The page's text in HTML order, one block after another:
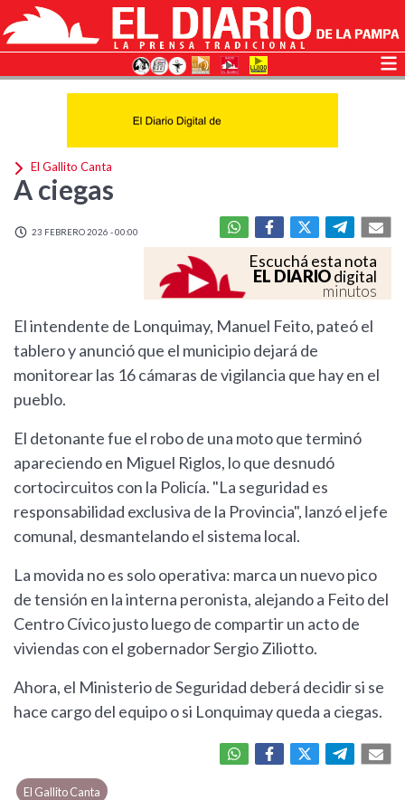
El Gallito Canta
A ciegas
23 FEBRERO 2026 - 00:00
Escuchá esta nota
EL DIARIOdigital
minutos
El intendente de Lonquimay, Manuel Feito, pateó el
tablero y anunció que el municipio dejará de
monitorear las 16 cámaras de vigilancia que hay en el
pueblo.
El detonante fue el robo de una moto que terminó
apareciendo en Miguel Riglos, lo que desnudó
cortocircuitos con la Policía. "La seguridad es
responsabilidad exclusiva de la Provincia", lanzó el jefe
comunal, desmantelando el sistema local.
La movida no es solo operativa: marca un nuevo pico
de tensión en la interna peronista, alejando a Feito del
Centro Cívico justo luego de compartir un acto de
viviendas con el gobernador Sergio Ziliotto.
Ahora, el Ministerio de Seguridad deberá decidir si se
hace cargo del equipo o si Lonquimay queda a ciegas.
El Gallito Canta